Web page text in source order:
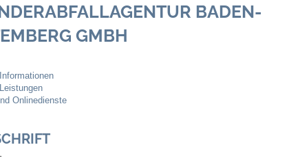
Trinkwasser - Härtebereich
BADEN-
GMBH
Onlinedienste